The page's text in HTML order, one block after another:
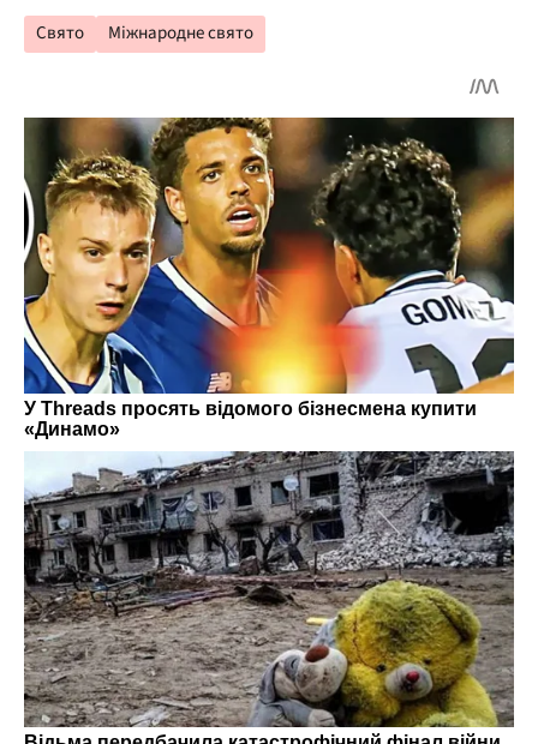
Свято Міжнародне свято